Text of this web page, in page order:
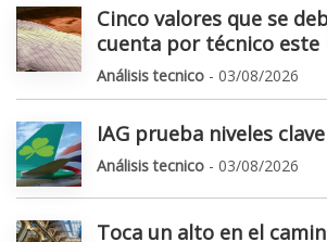
Cinco valores que se
cuenta por técnico este
Análisis tecnico - 03/08/2026
IAG prueba niveles clave
Análisis tecnico - 03/08/2026
Toca un alto en el